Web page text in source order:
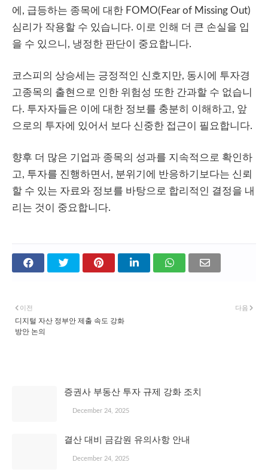
에, 급등하는 종목에 대한 FOMO(Fear of Missing Out)
심리가 작용할 수 있습니다. 이로 인해 더 큰 손실을 입
을 수 있으니, 냉정한 판단이 중요합니다.
코스피의 상승세는 긍정적인 신호지만, 동시에 투자경
고종목의 출현으로 인한 위험성 또한 간과할 수 없습니
다. 투자자들은 이에 대한 정보를 충분히 이해하고, 앞
으로의 투자에 있어서 보다 신중한 접근이 필요합니다.
향후 더 많은 기업과 종목의 성과를 지속적으로 확인하
고, 투자를 진행하면서, 분위기에 반응하기보다는 신뢰
할 수 있는 자료와 정보를 바탕으로 합리적인 결정을 내
리는 것이 중요합니다.
다음
이전
디지털 자산 정부안 제출 속도 강화
방안 논의
증권사 부동산 투자 규제 강화 조치
December 24, 2025
결산 대비 금감원 유의사항 안내
December 24, 2025